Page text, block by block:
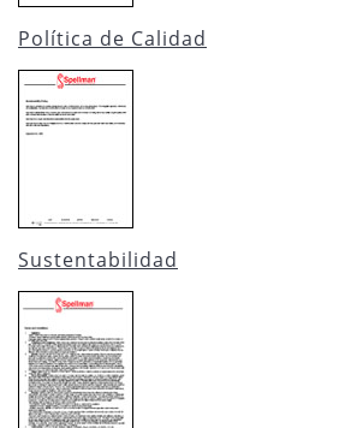
Política de Calidad
Sustentabilidad